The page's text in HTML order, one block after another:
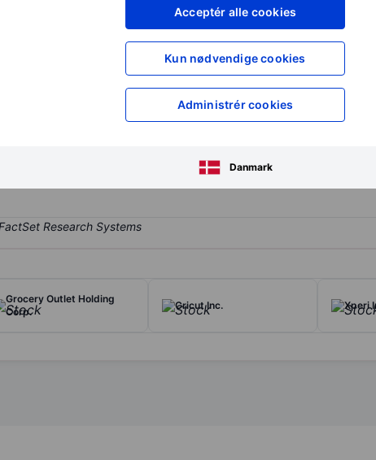
Acceptér alle cookies
Kun nødvendige cookies
Administrér cookies
Danmark
XXXXXXX
XXXXXXX
XXXXXXX
for at få
business of owning and operating restaurants. The company
presence only in the United States of America.
Grocery Outlet Holding
Corp.
Cricut Inc. Xperi